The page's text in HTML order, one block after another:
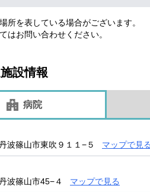
所を表している場合がございます。
はお問い合わせください。
設情報
病院
波篠山市東吹９１１−５ マップで見る
波篠山市45−４ マップで見る